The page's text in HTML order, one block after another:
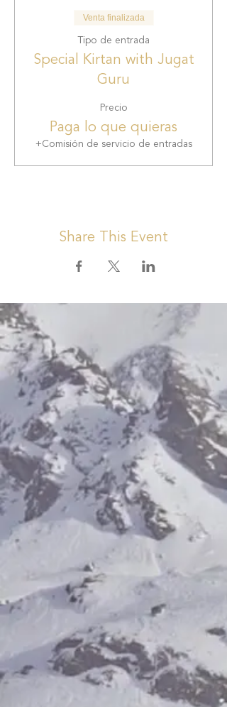
Venta finalizada
Tipo de entrada
Special Kirtan with Jugat
Guru
Precio
Paga lo que quieras
+Comisión de servicio de entradas
Share This Event